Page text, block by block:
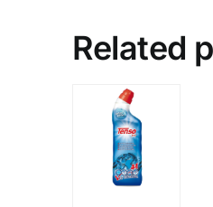
Related